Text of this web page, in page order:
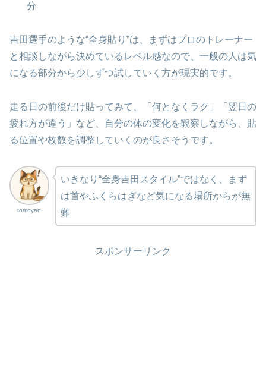
分
吉田選手のような“全身貼り”は、まずはプロのトレーナー
と相談しながら決めているレベル感なので、一般の人は気
になる部分から少しずつ試していく方が現実的です。
走る日の前後だけ貼ってみて、「何となくラク」「翌日の
疲れ方が違う」など、自分の体の変化を観察しながら、貼
る位置や枚数を調整していくのが良さそうです。
tomoyan
いきなり“全身吉田スタイル”ではなく、まず
は首やふくらはぎなど気になる場所からが無
難
スポンサーリンク